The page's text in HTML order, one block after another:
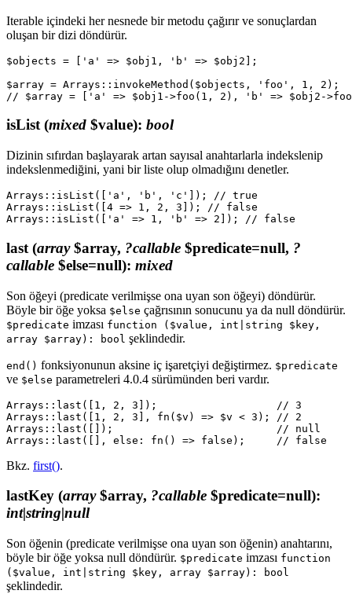
Iterable içindeki her nesnede bir metodu çağırır ve sonuçlardan
oluşan bir dizi döndürür.
$objects = ['a' => $obj1, 'b' => $obj2];
$array = Arrays::invokeMethod($objects, 'foo', 1, 2);
isList(mixed $value): bool
Dizinin sıfırdan başlayarak artan sayısal anahtarlarla indekslenip
indekslenmediğini, yani bir liste olup olmadığını denetler.
Arrays::isList(['a', 'b', 'c']); // true
Arrays::isList([4 => 1, 2, 3]); // false
last (array$array, ?callable $predicate=null, ?
callable $else=null): mixed
Son öğeyi (predicate verilmişse ona uyan son öğeyi) döndürür.
Böyle bir öğe yoksa $else çağrısının sonucunu ya da null döndürür.
$predicate imzası function ($value, int|string $key,
array $array): bool şeklindedir.
end() fonksiyonunun aksine iç işaretçiyi değiştirmez. $predicate
ve $else parametreleri 4.0.4 sürümünden beri vardır.
Arrays::last([1, 2, 3]);                   // 3
Arrays::last([1, 2, 3], fn($v) => $v < 3); // 2
Arrays::last([]);                          // null
Bkz. first().
lastKey (array$array, ?callable $predicate=null):
int|string|null
Son öğenin (predicate verilmişse ona uyan son öğenin) anahtarını,
böyle bir öğe yoksa null döndürür. $predicate imzası function
($value, int|string $key, array $array): bool
şeklindedir.